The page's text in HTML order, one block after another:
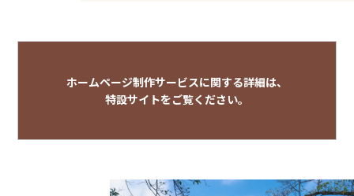
ホームページ制作サービスに関する詳細は、
特設サイトをご覧ください。